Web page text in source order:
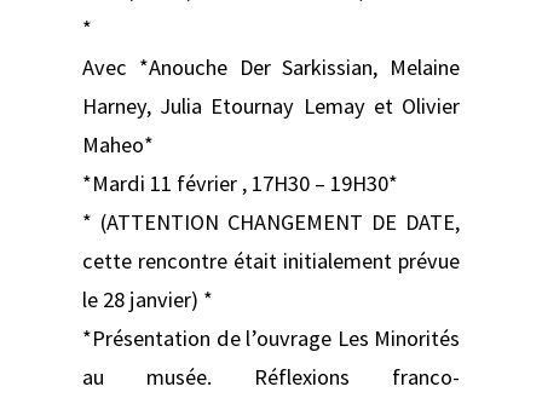
*
Avec *Anouche Der Sarkissian, Melaine
Harney, Julia Etournay Lemay et Olivier
Maheo*
*Mardi 11 février , 17H30 – 19H30*
* (ATTENTION CHANGEMENT DE DATE,
cette rencontre était initialement prévue
le 28 janvier) *
*Présentation de l’ouvrage Les Minorités
au musée. Réflexions franco-